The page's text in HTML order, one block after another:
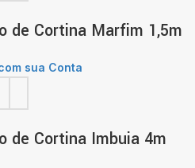
de Cortina Marfim 1,5m
sua Conta
de Cortina Imbuia 4m